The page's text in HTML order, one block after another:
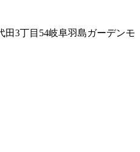
田3丁目54岐阜羽島ガーデンモ